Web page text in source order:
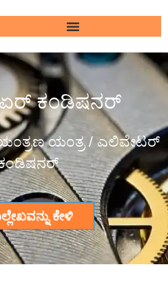
ಕಂಡಿಷನರ್
ಯಂತ್ರ/ ಎಲಿವೇಟರ್
ಕೇಳಿ